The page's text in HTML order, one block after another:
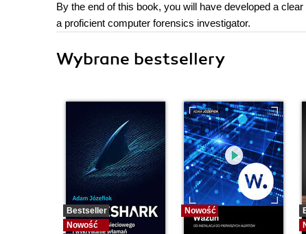
By the end of this book, you will have developed a
a proficient computer forensics investigator.
Wybrane bestsellery
Bestseller
Nowość
Nowość